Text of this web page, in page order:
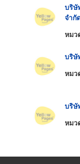
บริษั
จำกั
หมว
บริษั
หมว
บริษั
หมว